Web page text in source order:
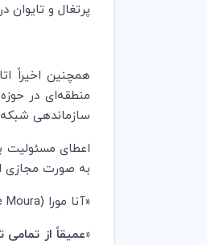
پرتغال و تایوان
همچنین اخیراً
منطقهای در
سازماندهی شبکه
اعطای مسئولیت به اعضای جدید رسماً مورخ 29 سپتامبر‌
به صورت مجازی
«آنا مورا (Moura
«عمیقاً از تمامی